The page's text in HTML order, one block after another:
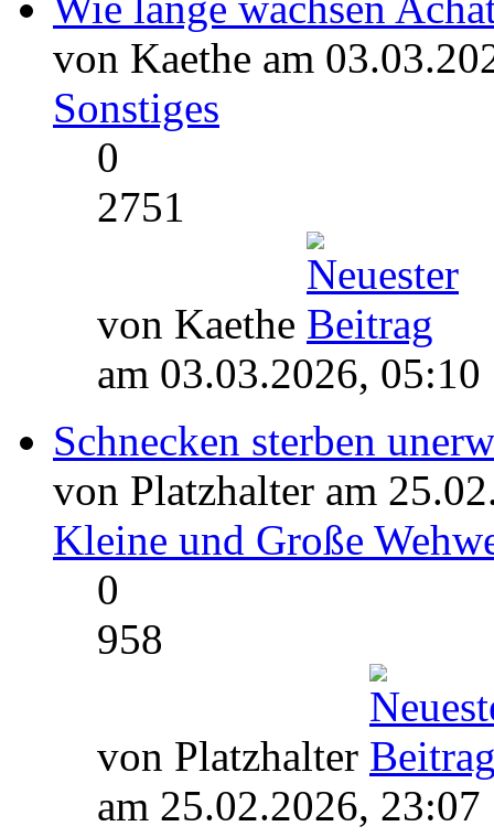
von Kaethe am
Sonstiges
0
2751
von Kaethe
am 03.03.2026, 05:10
Schnecken sterben
von Platzhalter am
Kleine und Große
0
958
von Platzhalter
am 25.02.2026, 23:07